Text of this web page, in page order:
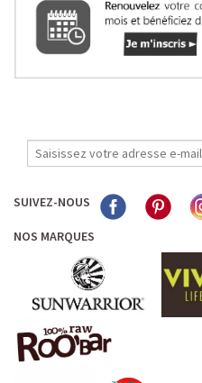
SUIVEZ-NOUS
NOS MARQUES